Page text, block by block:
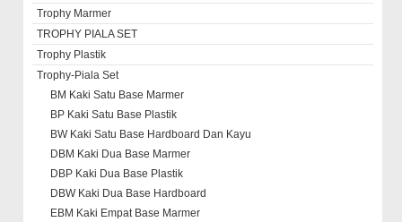
Trophy Marmer
TROPHY PIALA SET
Trophy Plastik
Trophy-Piala Set
BM Kaki Satu Base Marmer
BP Kaki Satu Base Plastik
BW Kaki Satu Base Hardboard Dan Kayu
DBM Kaki Dua Base Marmer
DBP Kaki Dua Base Plastik
DBW Kaki Dua Base Hardboard
EBM Kaki Empat Base Marmer